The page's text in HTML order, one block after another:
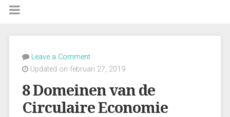
Leave a Comment
Updated on februari 27, 2019
8 Domeinen van de
Circulaire Economie